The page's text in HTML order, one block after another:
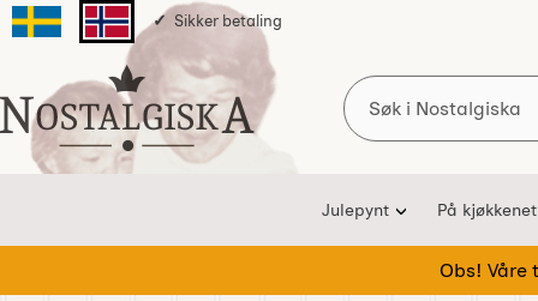
Svenska sidanNorska sidan
Sikker betaling
Startsiden for Nostalgiska
Søk
Julepynt På kjøkkenet
Obs! Våre